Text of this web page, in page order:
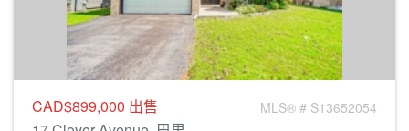
CAD$899,000 出售 MLS® # S13652054